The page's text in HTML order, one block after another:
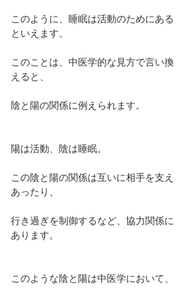
このように、睡眠は活動のためにある
といえます。
このことは、中医学的な見方で言い換
えると、
陰と陽の関係に例えられます。
陽は活動、陰は睡眠。
この陰と陽の関係は互いに相手を支え
あったり、
行き過ぎを制御するなど、協力関係に
あります。
このような陰と陽は中医学において、